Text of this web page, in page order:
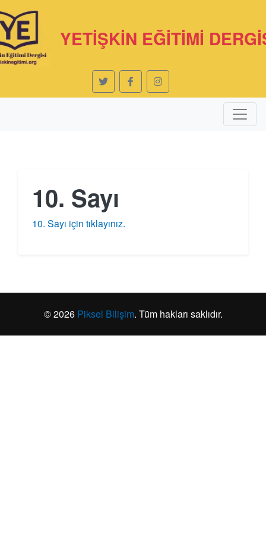
YETİŞKİN EĞİTİMİ
10. Sayı
10. Sayı için tıklayınız.
© 2026 Piksel Bilişim. Tüm hakları saklıdır.